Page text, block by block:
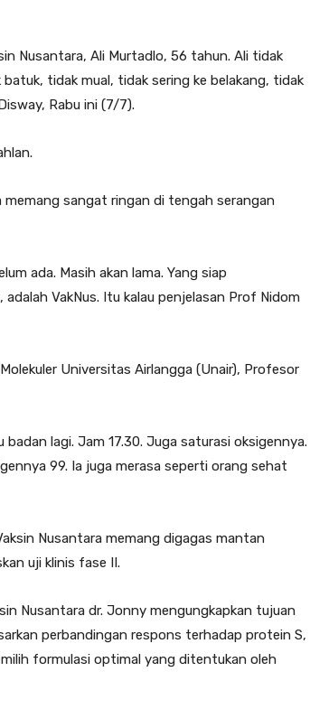
Nusantara, Ali Murtadlo, 56 tahun. Ali tidak
tidak mual, tidak sering ke belakang, tidak
Rabu ini (7/7).
memang sangat ringan di tengah serangan
ada. Masih akan lama. Yang siap
VakNus. Itu kalau penjelasan Prof Nidom
Universitas Airlangga (Unair), Profesor
lagi. Jam 17.30. Juga saturasi oksigennya.
99. Ia juga merasa seperti orang sehat
Nusantara memang digagas mantan
uji klinis fase II.
Nusantara dr. Jonny mengungkapkan tujuan
perbandingan respons terhadap protein S,
formulasi optimal yang ditentukan oleh